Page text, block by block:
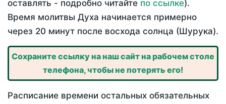
оставлять - подробно читайте по ссылке).
Время молитвы Духа начинается примерно
через 20 минут после восхода солнца (Шурука).
Сохраните ссылку на наш сайт на рабочем столе
телефона, чтобы не потерять его!
Расписание времени остальных обязательных